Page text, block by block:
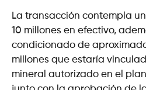
La transacción contempla
10 millones en efectivo,
condicionado de
millones que estaría
mineral autorizado en el